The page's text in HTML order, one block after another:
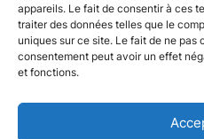
appareils. Le fait de consentir à ces
traiter des données telles que le
uniques sur ce site. Le fait de ne pas
consentement peut avoir un effet
et fonctions.